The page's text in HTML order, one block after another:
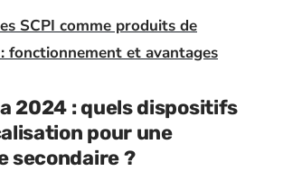
SCPI comme produits de
fonctionnement et avantages
2024 : quels dispositifs
pour une
secondaire ?